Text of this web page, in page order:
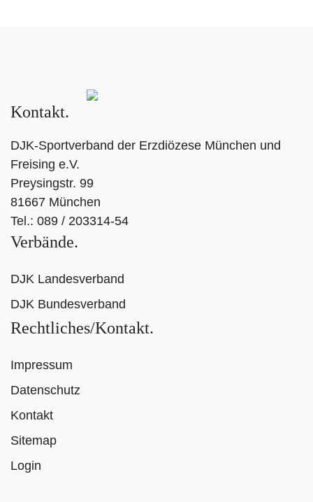
Kontakt
DJK-Sportverband der Erzdiözese München und
Freising e.V.
Preysingstr. 99
81667 München
Tel.: 089 / 203314-54
Verbände
DJK Landesverband
DJK Bundesverband
Rechtliches/Kontakt
Impressum
Datenschutz
Kontakt
Sitemap
Login